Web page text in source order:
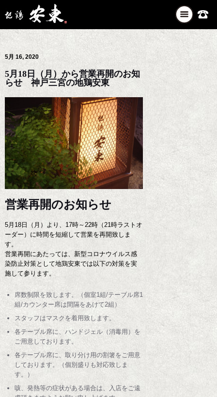
ナ
ビ
ゲ
シ
5月 16, 2020
5月18日（月）から営業再開のお知
らせ 神戸三宮の地鶏安東
営業再開のお知らせ
5月18日（月）より、17時～22時（21時ラストオ
ーダー）に時間を短縮して営業を再開致しま
す。
営業再開にあたっては、新型コロナウイルス感
染防止対策として地鶏安東では以下の対策を実
施して参ります。
席数制限を致します。（個室1組/テーブル席1
組/カウンター席は間隔をあけて2組）
スタッフはマスクを着用致します。
各テーブル席に、ハンドジェル（消毒用）を
ご用意しております。
各テーブル席に、取り分け用の割箸をご用意
しております。（個別盛りも対応致しま
す。）
咳、発熱等の症状がある場合は、入店をご遠